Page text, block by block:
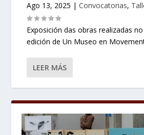
Ago 13, 2025 |Convocatorias,
Exposición das obras realizadas
edición de Un Museo en
LEER MÁS